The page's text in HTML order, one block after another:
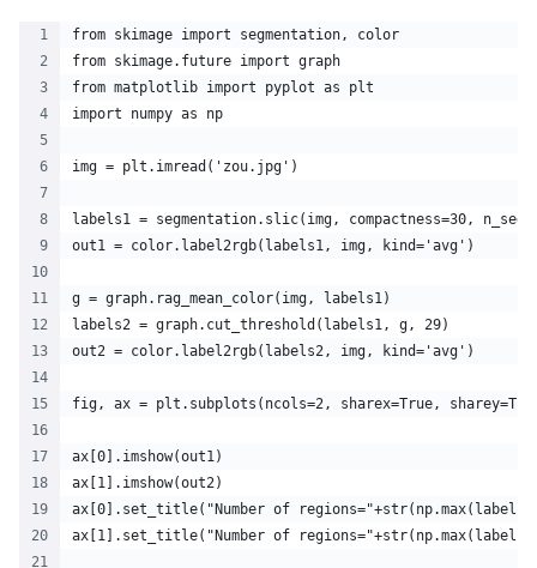
from skimage import segmentation, color
from skimage.future import graph
from matplotlib import pyplot as plt
import numpy as np
img = plt.imread('zou.jpg')
labels1 = segmentation.slic(img, compactness=30,
out1 = color.label2rgb(labels1, img, kind='avg')
g = graph.rag_mean_color(img, labels1)
labels2 = graph.cut_threshold(labels1, g, 29)
out2 = color.label2rgb(labels2, img, kind='avg')
fig, ax = plt.subplots(ncols=2, sharex=True,
ax[0].imshow(out1)
ax[1].imshow(out2)
ax[0].set_title("Number of
ax[1].set_title("Number of